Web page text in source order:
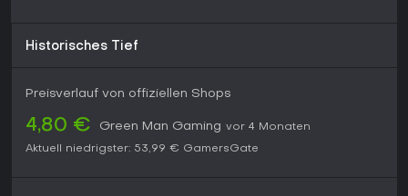
Historisches Tief
Preisverlauf von offiziellen Shops
4,80 € Green Man Gaming vor 4 Monaten
Aktuell niedrigster: 53,99 € GamersGate